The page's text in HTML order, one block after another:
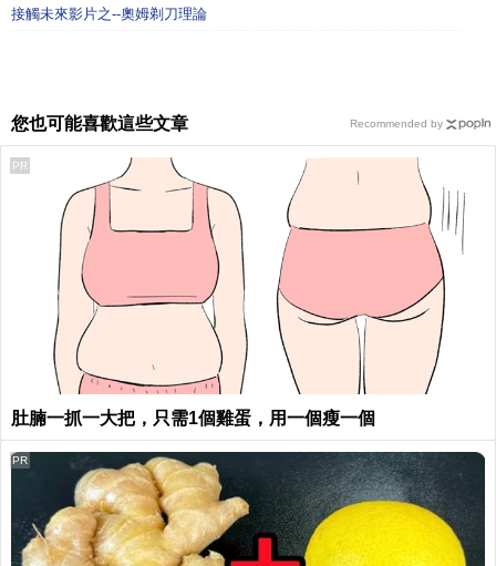
接觸未來影片之--奧姆剃刀理論
您也可能喜歡這些文章
肚腩一抓一大把，只需1個雞蛋，用一個瘦一個
PR
PR
Recommended by